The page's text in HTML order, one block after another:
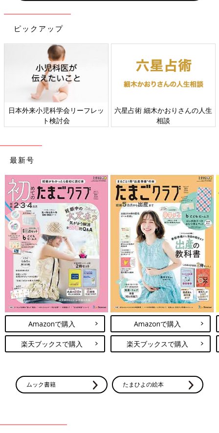
初めてママ&パパのための365日の離乳食カレンダー (ベネッセ・
ムック たまひよブックス)
ピックアップ
日本外来小児科学会リーフレッ
ト検討会
六星占術 細木かおりさんの人生
相談
最新号
Amazonで購入
楽天ブックスで購入
Amazonで購入
楽天ブックスで購入
ムック書籍 たまひよの絵本